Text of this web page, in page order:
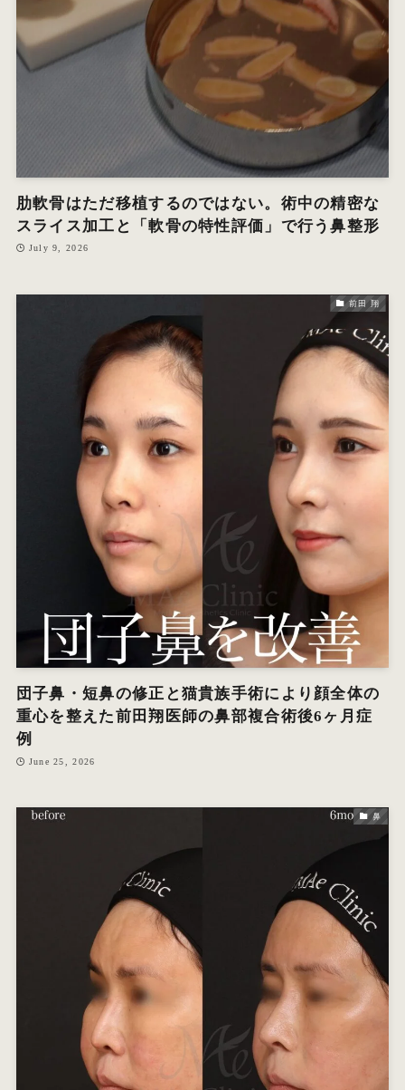
肋軟骨はただ移植するのではない。術中の精密な
スライス加工と「軟骨の特性評価」で行う鼻整形
July 9, 2026
前田 翔
団子鼻・短鼻の修正と猫貴族手術により顔全体の
重心を整えた前田翔医師の鼻部複合術後6ヶ月症
例
June 25, 2026
鼻